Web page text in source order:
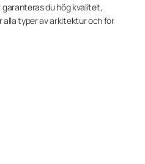
du hög kvalitet,
alla typer av arkitektur och för